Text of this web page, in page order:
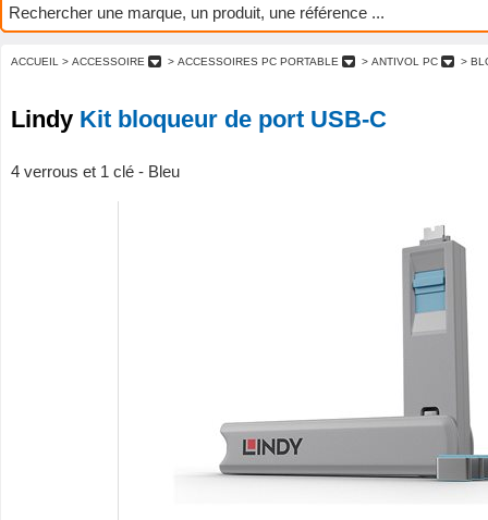
ACCUEIL > ACCESSOIRE > ACCESSOIRES PC PORTABLE > ANTIVOL PC >
Lindy Kit bloqueur de port USB-C
4 verrous et 1 clé - Bleu